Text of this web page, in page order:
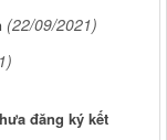
(22/09/2021)
đăng ký kết